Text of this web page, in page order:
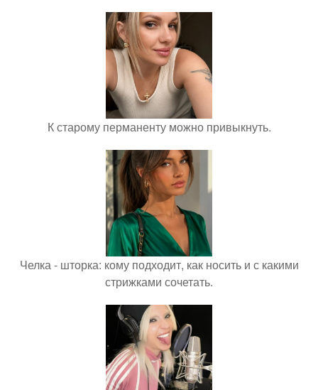
К старому перманенту можно привыкнуть.
Челка - шторка: кому подходит, как носить и с какими
стрижками сочетать.